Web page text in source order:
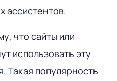
ассистентов.
что сайты или
использовать эту
Такая популярность